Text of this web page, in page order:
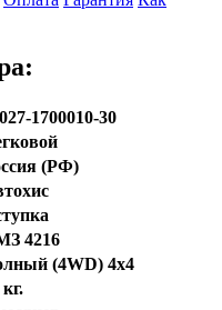
1700010-30
(РФ)
4216
(4WD) 4х4